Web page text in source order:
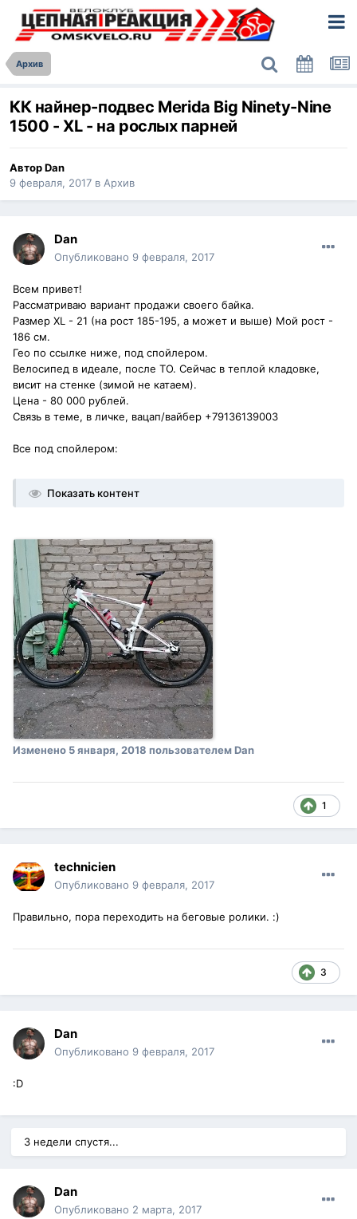
Архив
КК найнер-подвес Merida Big Ninety-Nine
1500 - XL - на рослых парней
АвторDan
9 февраля, 2017 в Архив
Dan
Опубликовано 9 февраля, 2017
Всем привет!
Рассматриваю вариант продажи своего байка.
Размер XL - 21 (на рост 185-195, а может и выше) Мой рост -
186 см.
Гео по ссылке ниже, под спойлером.
Велосипед в идеале, после ТО. Сейчас в теплой кладовке,
висит на стенке (зимой не катаем).
Цена - 80 000 рублей.
Связь в теме, в личке, вацап/вайбер +79136139003
Все под спойлером:
Показать контент
Изменено 5 января, 2018 пользователем Dan
1
technicien
Опубликовано 9 февраля, 2017
Правильно, пора переходить на беговые ролики. :)
3
Dan
Опубликовано 9 февраля, 2017
:D
3 недели спустя...
Dan
Опубликовано 2 марта, 2017